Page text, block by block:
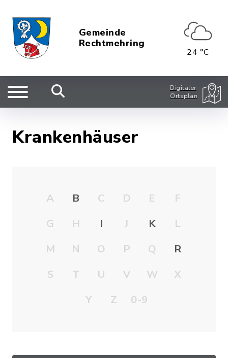
Gemeinde
Rechtmehring
24 °C
Digitaler
Ortsplan
Krankenhäuser
A B C D E
F
G
H I J K
L
M
N O P Q
R
S
T U V W
X
Y
Z 0-9